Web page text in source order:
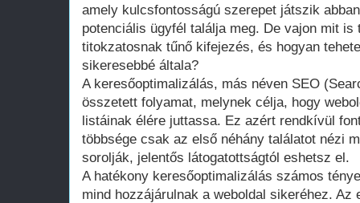
amely kulcsfontosságú szerepet játszik
potenciális ügyfél találja meg. De vajon mit is
titokzatosnak tűnő kifejezés, és hogyan
sikeresebbé általa?
A keresőoptimalizálás, más néven SEO
összetett folyamat, melynek célja, hogy
listáinak élére juttassa. Ez azért rendkívül
többsége csak az első néhány találatot nézi
sorolják, jelentős látogatottságtól eshetsz el.
A hatékony keresőoptimalizálás számos
mind hozzájárulnak a weboldal sikeréhez. Az